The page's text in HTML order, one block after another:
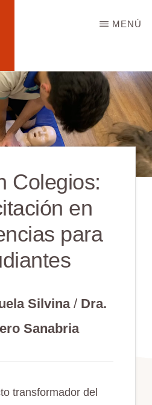
MENÚ
Colegios:
en
para
Silvina/ Dra.
Sanabria
transformador del